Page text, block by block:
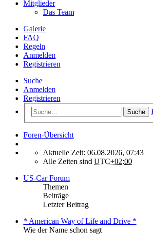
Mitglieder
Das Team
Galerie
FAQ
Regeln
Anmelden
Registrieren
Suche
Anmelden
Registrieren
Suche
Foren-Übersicht
Aktuelle Zeit: 06.08.2026, 07:43
Alle Zeiten sind UTC+02:00
US-Car Forum
Themen
Beiträge
Letzter Beitrag
* American Way of Life and Drive *
Wie der Name schon sagt